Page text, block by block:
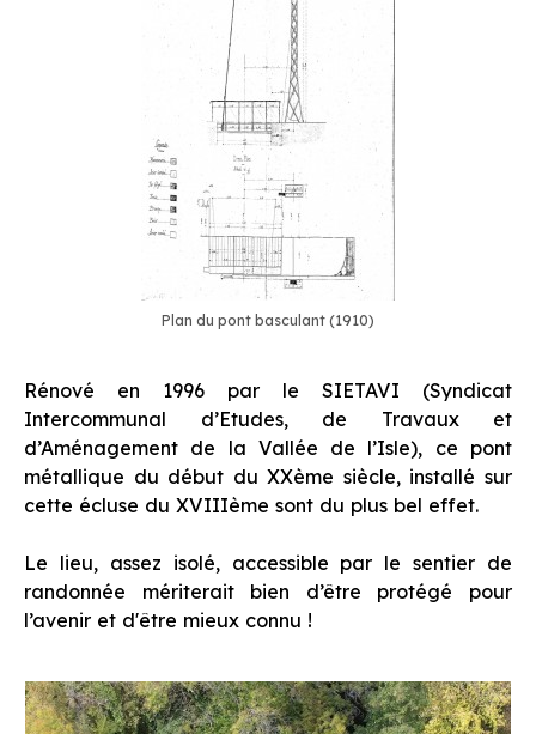
Plan du pont basculant (1910)
Rénové en 1996 par le SIETAVI (Syndicat
Intercommunal d’Etudes, de Travaux et
d’Aménagement de la Vallée de l’Isle), ce pont
métallique du début du XXème siècle, installé sur
cette écluse du XVIIIème sont du plus bel effet.
Le lieu, assez isolé, accessible par le sentier de
randonnée mériterait bien d’être protégé pour
l’avenir et d'être mieux connu !